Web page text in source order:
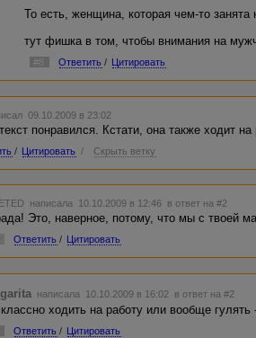
То есть, женщина, которая чем-то
тут фишка в том, чтобы внимания на
#8 Ответить / Цитировать
09.10.2009 в 23:02
понравился. Кстати, она также ходит
/ Цитировать / Скрыть ветку
написала 10.10.2009 в 12:46 в ответ на #2
Это, наверное, потому, что мы с твоей
Ответить / Цитировать
написала 10.10.2009 в 16:02 в ответ на #2
ходить на работу или вообще
Ответить / Цитировать